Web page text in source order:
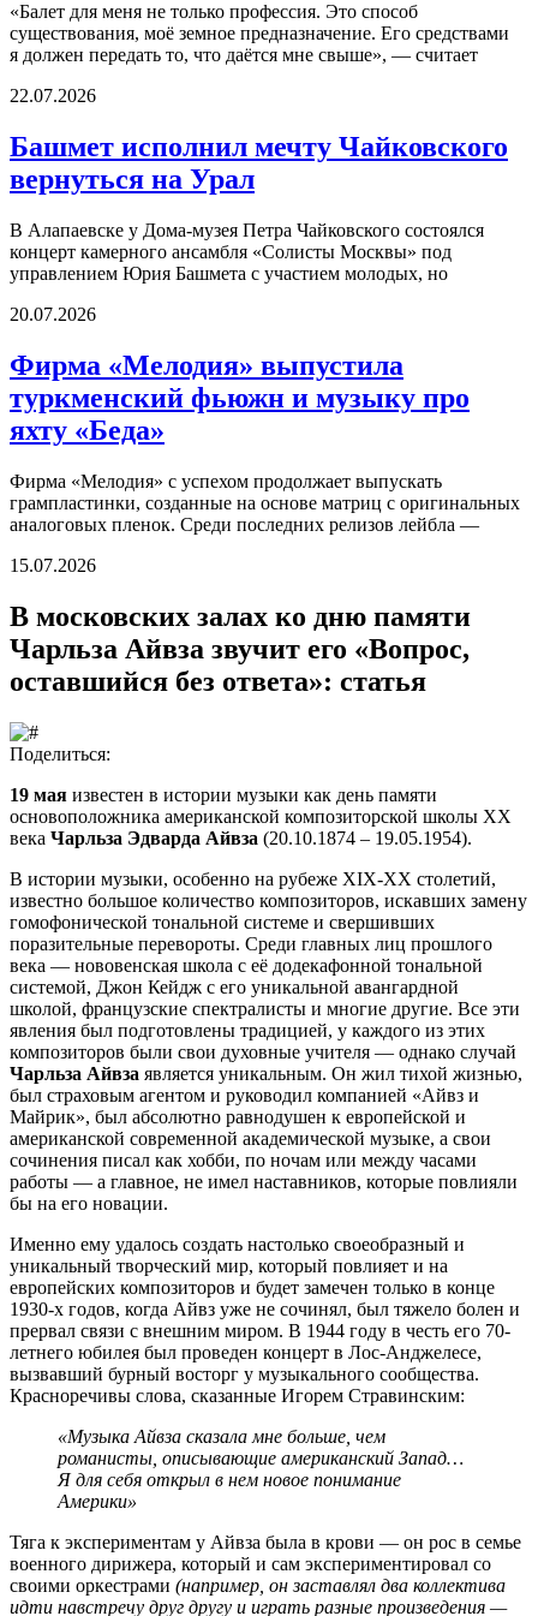
«Балет для меня не только профессия. Это способ
существования, моё земное предназначение. Его средствами
я должен передать то, что даётся мне свыше», — считает
22.07.2026
Башмет исполнил мечту Чайковского
вернуться на Урал
В Алапаевске у Дома-музея Петра Чайковского состоялся
концерт камерного ансамбля «Солисты Москвы» под
управлением Юрия Башмета с участием молодых, но
20.07.2026
Фирма «Мелодия» выпустила
туркменский фьюжн и музыку про
яхту «Беда»
Фирма «Мелодия» с успехом продолжает выпускать
грампластинки, созданные на основе матриц с оригинальных
аналоговых пленок. Среди последних релизов лейбла —
15.07.2026
В московских залах ко дню памяти
Чарльза Айвза звучит его «Вопрос,
оставшийся без ответа»: статья
Поделиться:
19 мая известен в истории музыки как день памяти
основоположника американской композиторской школы ХХ
века Чарльза Эдварда Айвза (20.10.1874 – 19.05.1954).
В истории музыки, особенно на рубеже XIX-XX столетий,
известно большое количество композиторов, искавших замену
гомофонической тональной системе и свершивших
поразительные перевороты. Среди главных лиц прошлого
века — нововенская школа с её додекафонной тональной
системой, Джон Кейдж с его уникальной авангардной
школой, французские спектралисты и многие другие. Все эти
явления был подготовлены традицией, у каждого из этих
композиторов были свои духовные учителя — однако случай
Чарльза Айвза является уникальным. Он жил тихой жизнью,
был страховым агентом и руководил компанией «Айвз и
Майрик», был абсолютно равнодушен к европейской и
американской современной академической музыке, а свои
сочинения писал как хобби, по ночам или между часами
работы — а главное, не имел наставников, которые повлияли
бы на его новации.
Именно ему удалось создать настолько своеобразный и
уникальный творческий мир, который повлияет и на
европейских композиторов и будет замечен только в конце
1930-х годов, когда Айвз уже не сочинял, был тяжело болен и
прервал связи с внешним миром. В 1944 году в честь его 70-
летнего юбилея был проведен концерт в Лос-Анджелесе,
вызвавший бурный восторг у музыкального сообщества.
Красноречивы слова, сказанные Игорем Стравинским:
«Музыка Айвза сказала мне больше, чем
романисты, описывающие американский Запад…
Я для себя открыл в нем новое понимание
Америки»
Тяга к экспериментам у Айвза была в крови — он рос в семье
военного дирижера, который и сам экспериментировал со
своими оркестрами (например, он заставлял два коллектива
идти навстречу друг другу и играть разные произведения —